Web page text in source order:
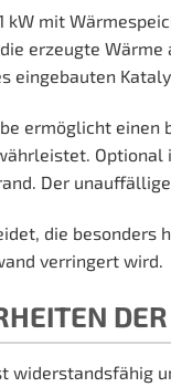
kW mit
erzeugte
eingebauten
ermöglicht einen
Der
die besonders
verringert wird.